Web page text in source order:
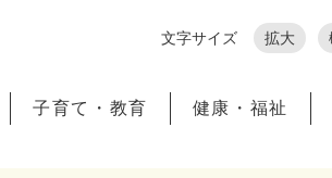
文字サイズ
拡大
子育て・教育 健康・福祉